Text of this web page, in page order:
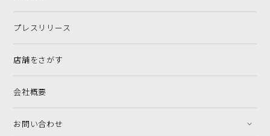
プレスリリース
店舗をさがす
会社概要
お問い合わせ